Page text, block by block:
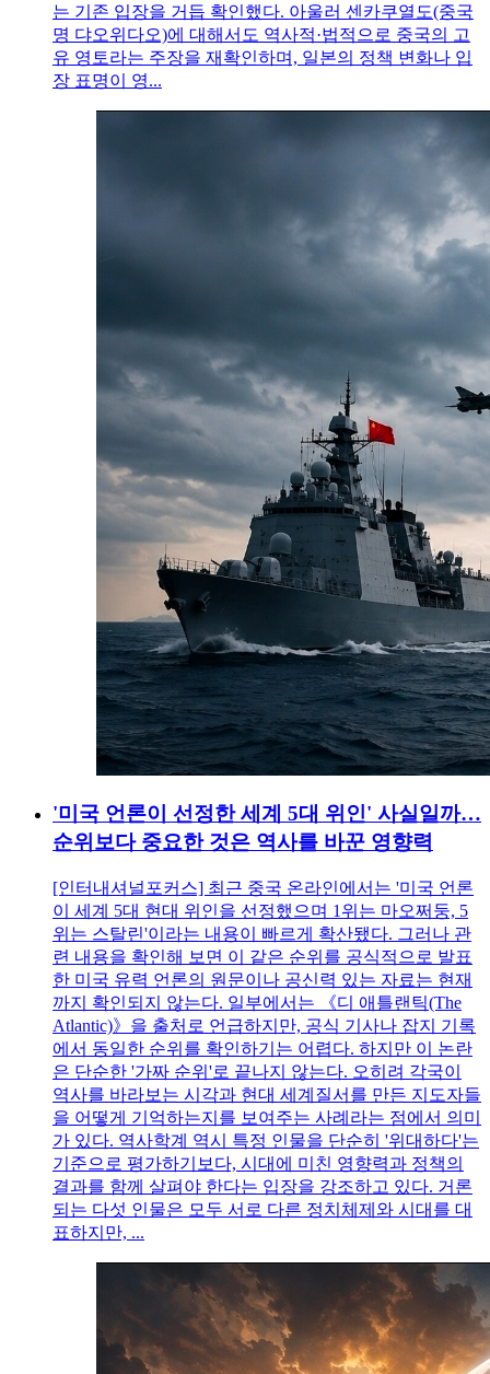
는 기존 입장을 거듭 확인했다. 아울러 센카쿠열도(중국
명 댜오위다오)에 대해서도 역사적·법적으로 중국의 고
유 영토라는 주장을 재확인하며, 일본의 정책 변화나 입
장 표명이 영...
'미국 언론이 선정한 세계 5대 위인' 사실일까…
순위보다 중요한 것은 역사를 바꾼 영향력
[인터내셔널포커스] 최근 중국 온라인에서는 '미국 언론
이 세계 5대 현대 위인을 선정했으며 1위는 마오쩌둥, 5
위는 스탈린'이라는 내용이 빠르게 확산됐다. 그러나 관
련 내용을 확인해 보면 이 같은 순위를 공식적으로 발표
한 미국 유력 언론의 원문이나 공신력 있는 자료는 현재
까지 확인되지 않는다. 일부에서는 《디 애틀랜틱(The
Atlantic)》을 출처로 언급하지만, 공식 기사나 잡지 기록
에서 동일한 순위를 확인하기는 어렵다. 하지만 이 논란
은 단순한 '가짜 순위'로 끝나지 않는다. 오히려 각국이
역사를 바라보는 시각과 현대 세계질서를 만든 지도자들
을 어떻게 기억하는지를 보여주는 사례라는 점에서 의미
가 있다. 역사학계 역시 특정 인물을 단순히 '위대하다'는
기준으로 평가하기보다, 시대에 미친 영향력과 정책의
결과를 함께 살펴야 한다는 입장을 강조하고 있다. 거론
되는 다섯 인물은 모두 서로 다른 정치체제와 시대를 대
표하지만, ...